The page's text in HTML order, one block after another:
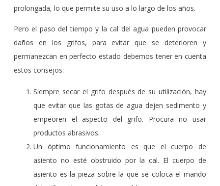
prolongada, lo que permite su uso a lo largo de los años.
Pero el paso del tiempo y la cal del agua pueden provocar
daños en los grifos, para evitar que se deterioren y
permanezcan en perfecto estado debemos tener en cuenta
estos consejos:
Siempre secar el grifo después de su utilización, hay
que evitar que las gotas de agua dejen sedimento y
empeoren el aspecto del grifo. Procura no usar
productos abrasivos.
Un óptimo funcionamiento es que el cuerpo de
asiento no esté obstruido por la cal. El cuerpo de
asiento es la pieza sobre la que se coloca el mando